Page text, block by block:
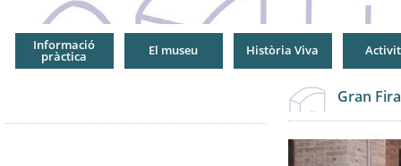
Informació
pràctica El museu Història Viva
Gran